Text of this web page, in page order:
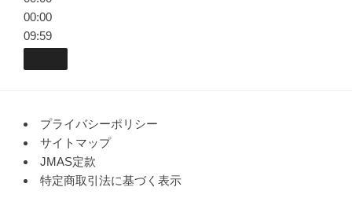
00:00
09:59
プライバシーポリシー
サイトマップ
JMAS定款
特定商取引法に基づく表示